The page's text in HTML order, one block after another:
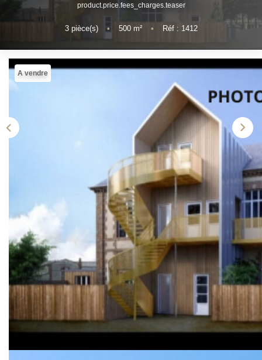
VENDRE
Biens Vendus
CONTACT
product.price.fees_charges.teaser
3pièce(s) • 500m² • Réf : 1412
A vendre
Description
Réf : 1412
PLEIN CENTRE VILLE DES ANDELYS